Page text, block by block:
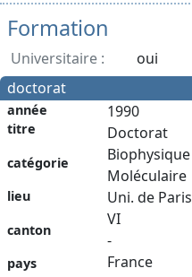
Formation
Universitaire :
oui
doctorat
année
titre
catégorie
lieu
canton
pays
1990
Doctorat
Biophysique
Moléculaire
Uni. de Paris
VI
-
France